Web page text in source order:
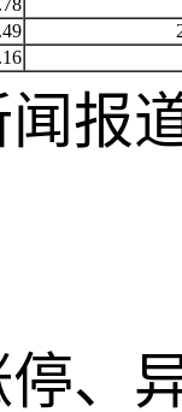
报
、